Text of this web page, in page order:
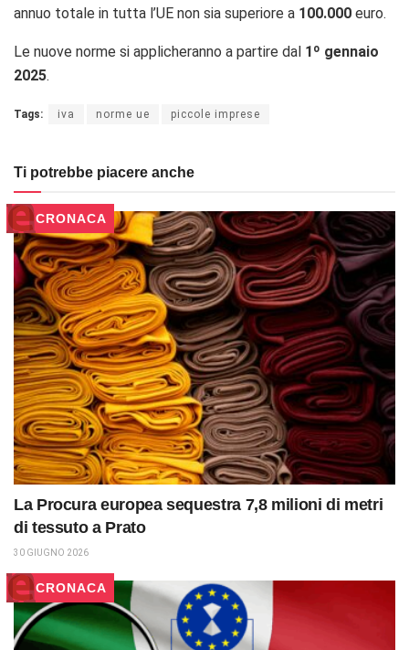
annuo totale in tutta l’UE non sia superiore a 100.000 euro.
Le nuove norme si applicheranno a partire dal 1º gennaio
2025.
Tags: iva norme ue piccole imprese
Ti potrebbe piacere anche
CRONACA
La Procura europea sequestra 7,8 milioni di metri
di tessuto a Prato
30 GIUGNO 2026
CRONACA